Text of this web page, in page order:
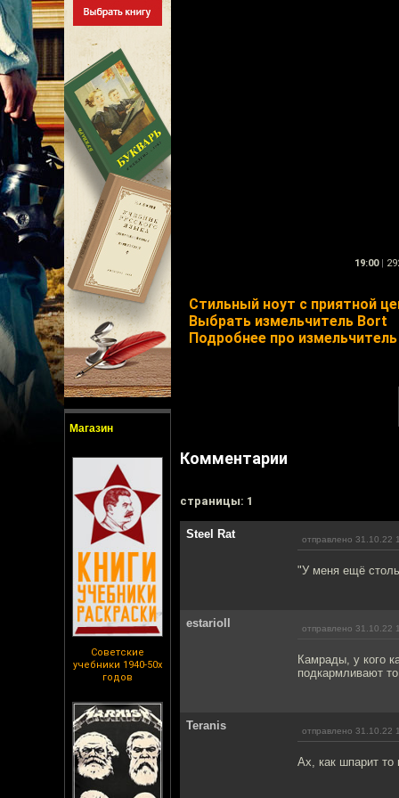
Магазин
Советские
учебники 1940-50х
годов
19:00 |
Стильный ноут с приятной
Выбрать измельчитель Bort
Подробнее про измельчитель
Комментарии
cтраницы: 1
Steel Rat отправлено 31.10.22
"У меня ещё
estarioll отправлено 31.10.22
Камрады, у кого
подкармливают
Teranis отправлено 31.10.22
Ах, как шпарит то